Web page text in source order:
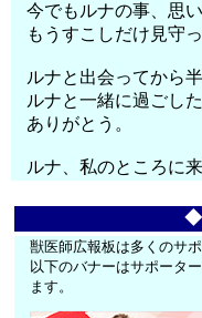
今でもルナの事、思
もうすこしだけ見守っ
ルナと出会ってから
ルナと一緒に過ごし
ありがとう。
ルナ、私のところに
◆
獣医師広報板は多くのサ
以下のバナーはサポータ
ます。